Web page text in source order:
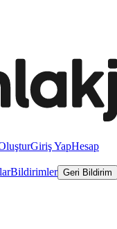
Giriş YapHesap
Bildirimler Geri Bildirim